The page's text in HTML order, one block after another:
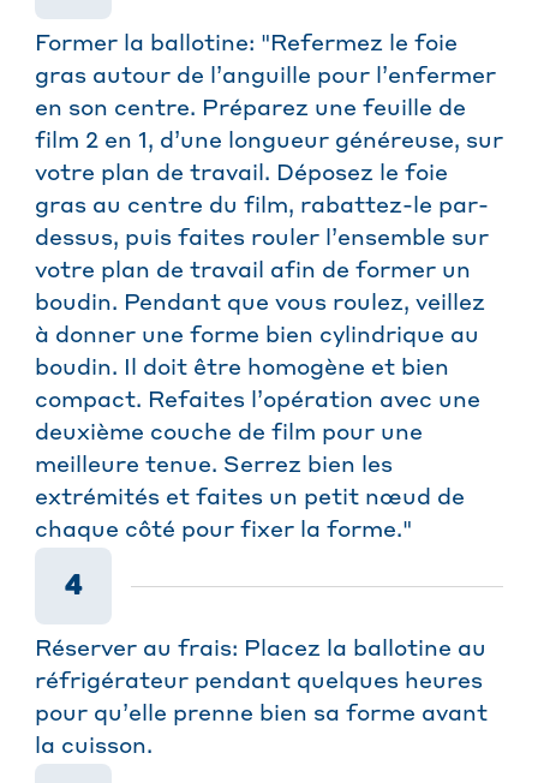
Former la ballotine: "Refermez le foie
gras autour de l’anguille pour l’enfermer
en son centre. Préparez une feuille de
film 2 en 1, d’une longueur généreuse, sur
votre plan de travail. Déposez le foie
gras au centre du film, rabattez-le par-
dessus, puis faites rouler l’ensemble sur
votre plan de travail afin de former un
boudin. Pendant que vous roulez, veillez
à donner une forme bien cylindrique au
boudin. Il doit être homogène et bien
compact. Refaites l’opération avec une
deuxième couche de film pour une
meilleure tenue. Serrez bien les
extrémités et faites un petit nœud de
chaque côté pour fixer la forme."
4
Réserver au frais: Placez la ballotine au
réfrigérateur pendant quelques heures
pour qu’elle prenne bien sa forme avant
la cuisson.